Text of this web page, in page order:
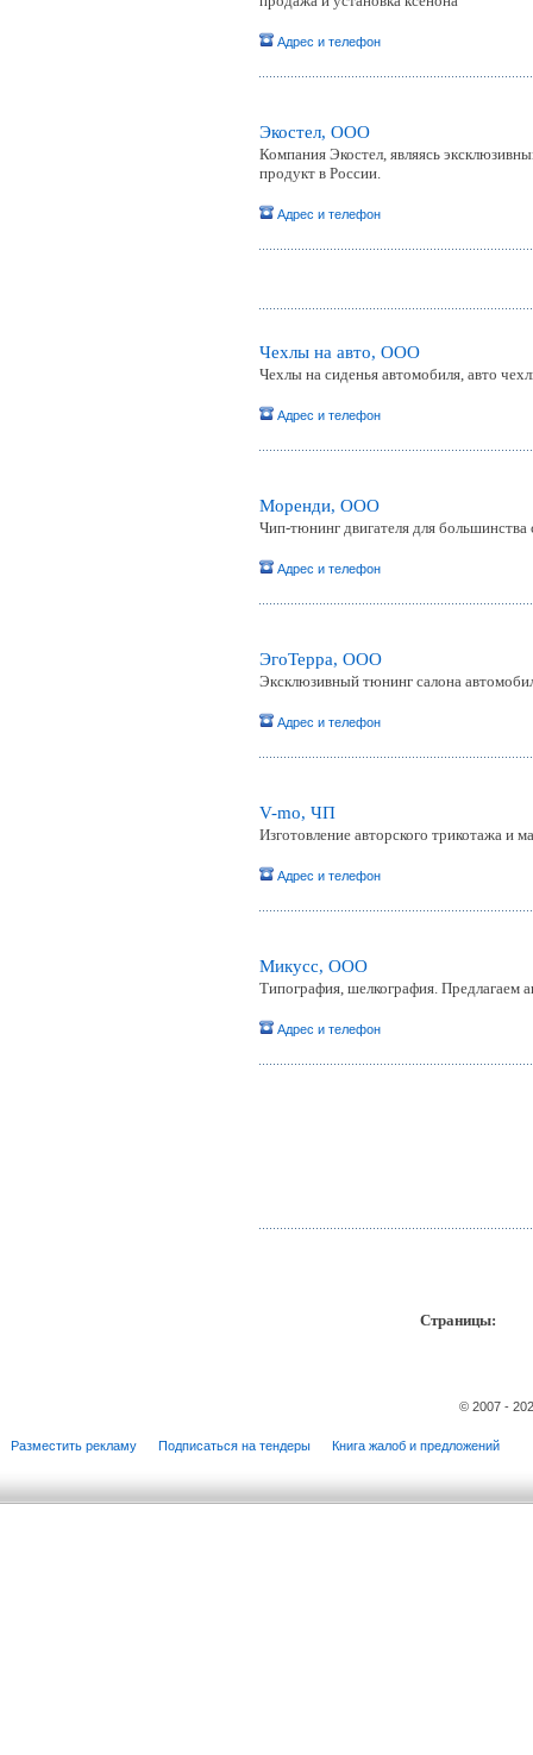
Адрес и телефон
Экостел, ООО
Компания Экостел, являясь
продукт в России.
Адрес и телефон
Чехлы на авто, ООО
Чехлы на сиденья автомобиля, авто
Адрес и телефон
Моренди, ООО
Чип-тюнинг двигателя для
Адрес и телефон
ЭгоТерра, ООО
Эксклюзивный тюнинг салона
Адрес и телефон
V-mo, ЧП
Изготовление авторского трикотажа и
Адрес и телефон
Микусс, ООО
Типография, шелкография. Предлагаем
Адрес и телефон
Страницы:
© 2007 -
Разместить рекламу Подписаться на тендеры Книга жалоб и предложений